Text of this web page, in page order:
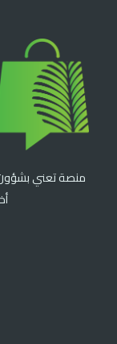
منصة تعني